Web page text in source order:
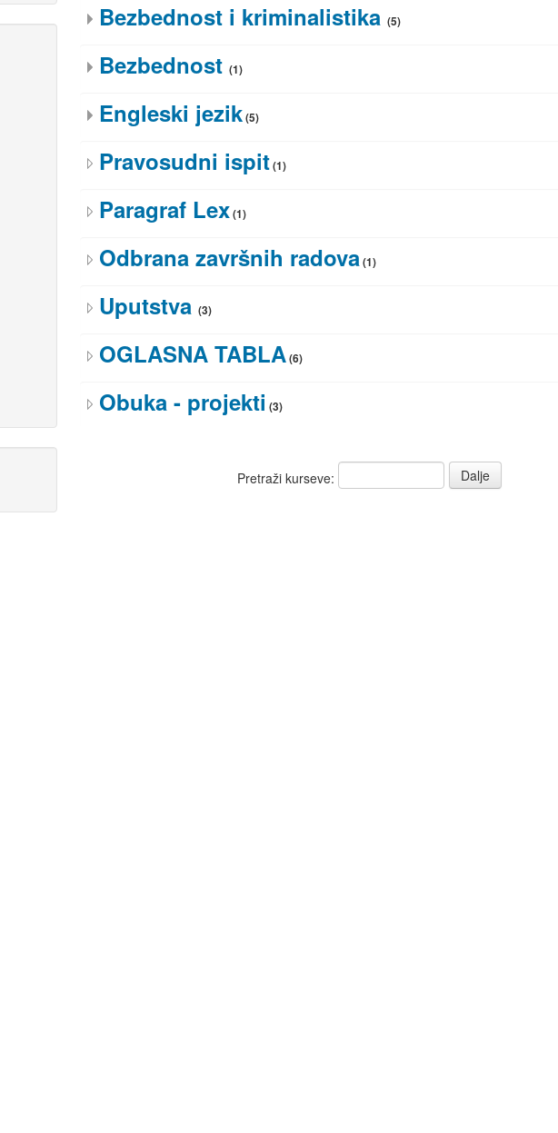
Bezbednost i kriminalistika (5)
Bezbednost (1)
Engleski jezik(5)
Pravosudni ispit(1)
Paragraf Lex(1)
Odbrana završnih radova(1)
Uputstva (3)
OGLASNA TABLA(6)
Obuka - projekti (3)
Pretraži kurseve: